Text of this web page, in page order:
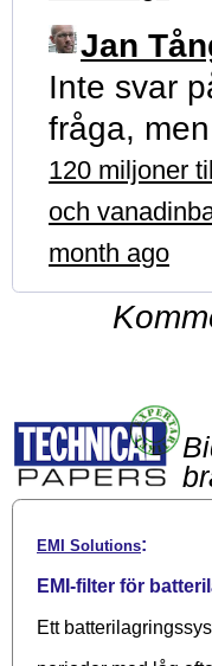
Jan
Inte svar
fråga,
120 miljoner
och
month ago
EMI Solutions:
EMI-filter för
Ett